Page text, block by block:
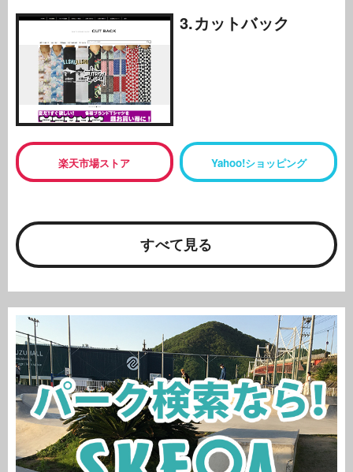
3.カットバック
楽天市場ストア Yahoo!ショッピング
すべて見る